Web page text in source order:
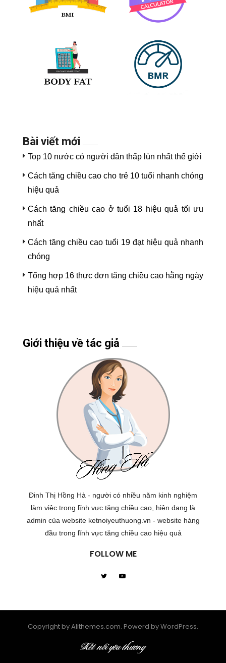
Bài viết mới
Top 10 nước có người dân thấp lùn nhất thế giới
Cách tăng chiều cao cho trẻ 10 tuổi nhanh chóng
hiệu quả
Cách tăng chiều cao ở tuổi 18 hiệu quả tối ưu
nhất
Cách tăng chiều cao tuổi 19 đạt hiệu quả nhanh
chóng
Tổng hợp 16 thực đơn tăng chiều cao hằng ngày
hiệu quả nhất
Giới thiệu về tác giả
Đinh Thị Hồng Hà - người có nhiều năm kinh nghiệm
làm việc trong lĩnh vực tăng chiều cao, hiện đang là
admin của website ketnoiyeuthuong.vn - website hàng
đầu trong lĩnh vực tăng chiều cao hiệu quả
FOLLOW ME
Copyright by Alithemes.com. Powerd by WordPress.